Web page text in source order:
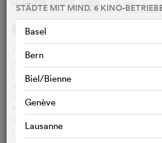
NIEDERLANDE, 2025
SYNOPSIS
Als sich die verwöhnte Hauskatze
verirrt, beginnt eine turbulente
Um den Weg zurück nach Hause zu
ausgerechnet mit zwei Wesen
eigentlich verabscheut: einem
einer alten, weisen Schwalbe. Auf
man sie am wenigsten erwartet.
STÄDTE MIT MIND. 6 KINO-
Basel
Bern
Biel/Bienne
Genève
Lausanne